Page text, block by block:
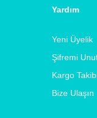
Yardım
Yeni Üyelik
Şifremi
Kargo
Bize Ulaşın